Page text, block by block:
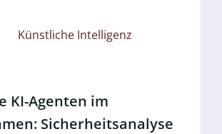
Künstliche Intelligenz
KI-Agenten im
Sicherheitsanalyse